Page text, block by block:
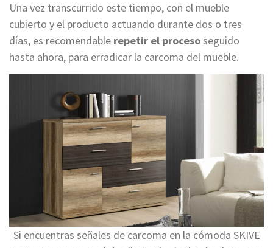
Una vez transcurrido este tiempo, con el mueble
cubierto y el producto actuando durante dos o tres
días, es recomendable repetir el procesoseguido
hasta ahora, para erradicar la carcoma del mueble.
Si encuentras señales de carcoma en la cómoda SKIVE